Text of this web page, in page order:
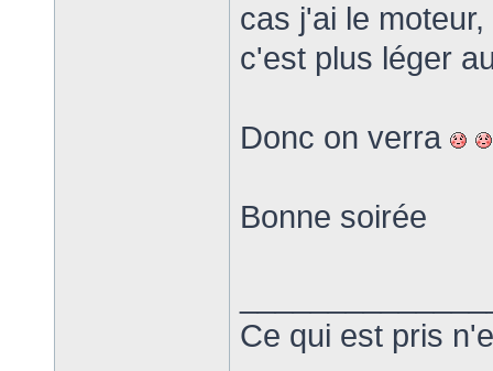
cas j'ai le
c'est plus léger
Donc on verra
Bonne soirée
Ce qui est pris